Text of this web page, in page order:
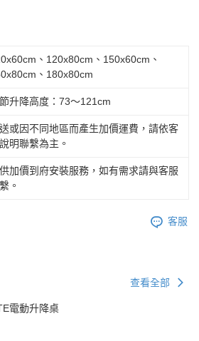
、120x80cm、150x60cm、
、180x80cm
升降高度：73～121cm
或因不同地區而產生加價運費，請依客
明聯繫為主。
加價到府安裝服務，如有需求請與客服
。
客服
查看全部
電動升降桌